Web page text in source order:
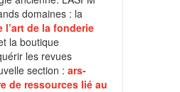
domaines : la
de la fonderie
la boutique
les revues
section : ars-
de ressources lié au